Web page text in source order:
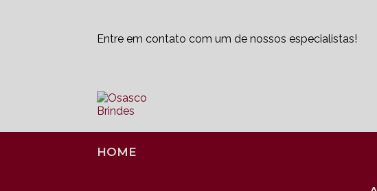
Entre em contato com um de nossos especialistas!
HOME